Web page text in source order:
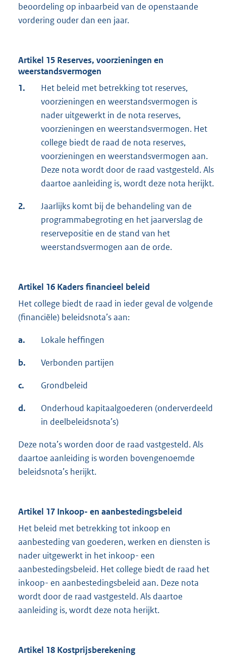
beoordeling op inbaarbeid van de openstaande
vordering ouder dan een jaar.
Artikel 15 Reserves, voorzieningen en
weerstandsvermogen
1.
Het beleid met betrekking tot reserves,
voorzieningen en weerstandsvermogen is
nader uitgewerkt in de nota reserves,
voorzieningen en weerstandsvermogen. Het
college biedt de raad de nota reserves,
voorzieningen en weerstandsvermogen aan.
Deze nota wordt door de raad vastgesteld. Als
daartoe aanleiding is, wordt deze nota herijkt.
2.
Jaarlijks komt bij de behandeling van de
programmabegroting en het jaarverslag de
reservepositie en de stand van het
weerstandsvermogen aan de orde.
Artikel 16 Kaders financieel beleid
Het college biedt de raad in ieder geval de volgende
(financiële) beleidsnota’s aan:
a. Lokale heffingen
b. Verbonden partijen
c. Grondbeleid
d.
Onderhoud kapitaalgoederen (onderverdeeld
in deelbeleidsnota’s)
Deze nota’s worden door de raad vastgesteld. Als
daartoe aanleiding is worden bovengenoemde
beleidsnota’s herijkt.
Artikel 17 Inkoop- en aanbestedingsbeleid
Het beleid met betrekking tot inkoop en
aanbesteding van goederen, werken en diensten is
nader uitgewerkt in het inkoop- een
aanbestedingsbeleid. Het college biedt de raad het
inkoop- en aanbestedingsbeleid aan. Deze nota
wordt door de raad vastgesteld. Als daartoe
aanleiding is, wordt deze nota herijkt.
Artikel 18 Kostprijsberekening